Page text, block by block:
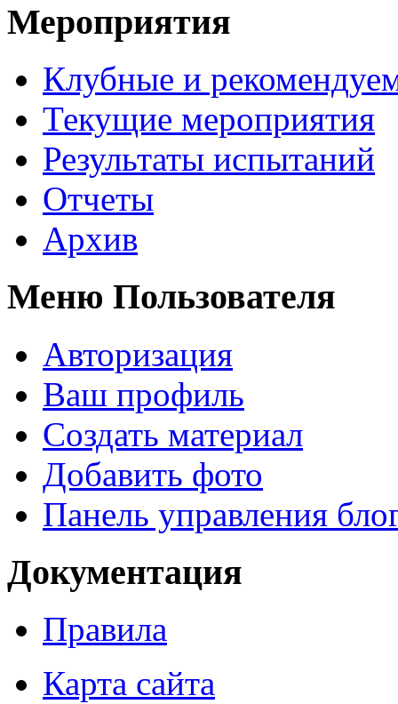
Мероприятия
Клубные и
Текущие мероприятия
Результаты испытаний
Отчеты
Архив
Меню Пользователя
Авторизация
Ваш профиль
Создать материал
Добавить фото
Панель управления
Документация
Правила
Карта сайта